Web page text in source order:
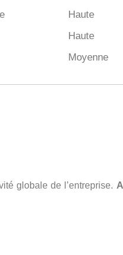
Haute
Haute
Moyenne
globale de l’entreprise.